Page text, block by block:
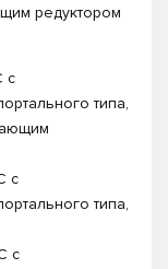
редуктором
с
типа,
с
типа,
с